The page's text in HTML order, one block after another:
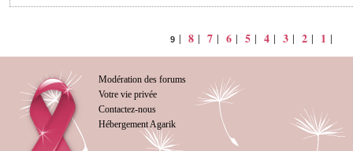
9 |8 |7 |6 |5 |4 |3 |2 | 1 |
Modération des forums
Votre vie privée
Contactez-nous
Hébergement Agarik